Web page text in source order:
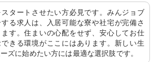
スタートさせたい方必見です。みんジョブ
る求人は、入居可能な寮や社宅が完備さ
す。住まいの心配をせず、安心してお仕
きる環境がここにはあります。新しい生
ズに始めたい方には最適な選択肢です。